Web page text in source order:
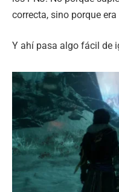
correcta, sino porque
Y ahí pasa algo fácil de